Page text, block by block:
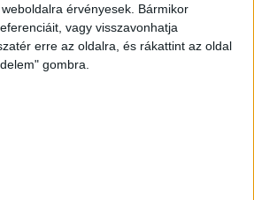
érvényesek. Bármikor
vagy visszavonhatja
erre az oldalra, és rákattint az oldal
gombra.
lett a vége
helyi lakost a helyszínen
a Kaposvári